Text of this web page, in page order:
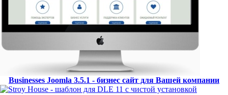
Businesses Joomla 3.5.1 - бизнес сайт для Вашей компании